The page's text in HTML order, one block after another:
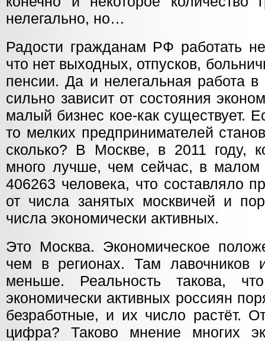
нелегально, но…
Радости гражданам РФ работать
что нет выходных, отпусков,
пенсии. Да и нелегальная работа
сильно зависит от состояния
малый бизнес кое-как существует.
то мелких предпринимателей
сколько? В Москве, в 2011 году,
много лучше, чем сейчас, в малом
406263 человека, что составляло
от числа занятых москвичей и
числа экономически активных.
Это Москва. Экономическое
чем в регионах. Там лавочников
меньше. Реальность такова,
экономически активных россиян
безработные, и их число растёт.
цифра? Таково мнение многих